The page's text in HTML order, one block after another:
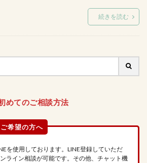
続きを読む
めてのご相談方法
を使用しております。LINE登録していただ
ライン相談が可能です。その他、チャット機